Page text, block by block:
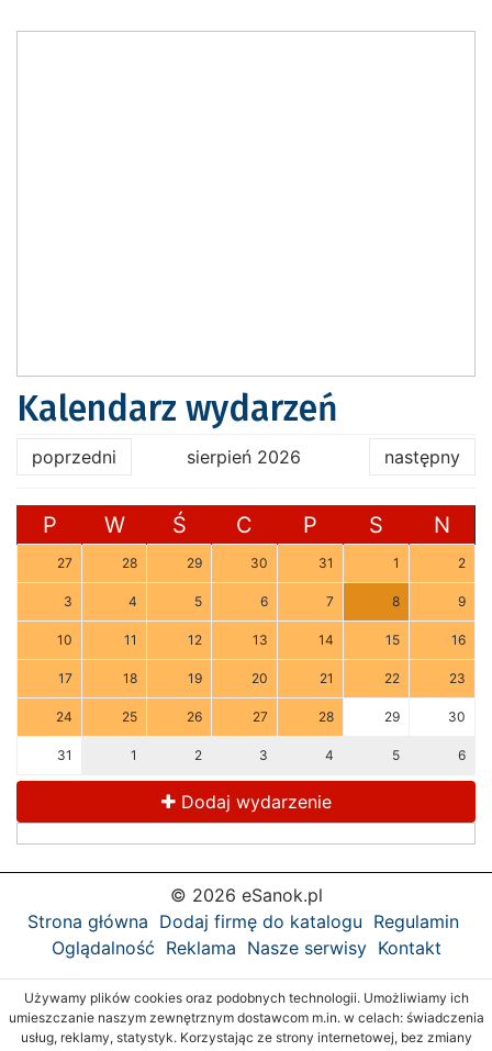
Kalendarz wydarzeń
poprzedni sierpień 2026 następny
P W Ś C P S N
27 28 29 30 31 1 2
3 4 5 6 7 8 9
10 11 12 13 14 15 16
17 18 19 20 21 22 23
24 25 26 27 28 29 30
31 1 2 3 4 5 6
Dodaj wydarzenie
© 2026 eSanok.pl
Strona główna Dodaj firmę do katalogu Regulamin
Oglądalność Reklama Nasze serwisy Kontakt
Używamy plików cookies oraz podobnych technologii. Umożliwiamy ich
umieszczanie naszym zewnętrznym dostawcom m.in. w celach: świadczenia
usług, reklamy, statystyk. Korzystając ze strony internetowej, bez zmiany